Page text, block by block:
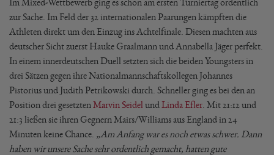
Im Mixed-Wettbewerb ging es schon am ersten Turniertag ordentlich
zur Sache. Im Feld der 32 internationalen Paarungen kämpften die
Athleten direkt um den Einzug ins Achtelfinale. Diesen machten aus
deutscher Sicht zuerst Hauke Graalmann und Annabella Jäger perfekt.
In einem innerdeutschen Duell setzten sich die beiden Youngsters in
drei Sätzen gegen ihre Nationalmannschaftskollegen Johannes
Pistorius und Judith Petrikowski durch. Schneller ging es bei den an
Position drei gesetzten Marvin Seidel und Linda Efler . Mit 21:12 und
21:3 ließen sie ihren Gegnern Mairs/Williams aus England in 24
Minuten keine Chance. „Am Anfang war es noch etwas schwer. Dann
haben wir unsere Sache sehr ordentlich gemacht, hatten gute